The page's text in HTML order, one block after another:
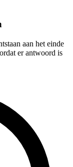
aan het einde
er antwoord is